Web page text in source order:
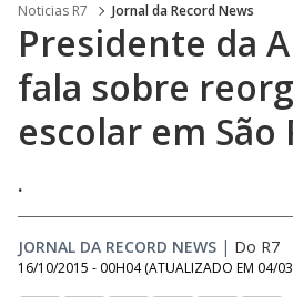
Noticias R7 Jornal da Record News
Presidente da
fala sobre
escolar em São
.
JORNAL DA RECORD NEWS | Do R7
16/10/2015 - 00H04 (ATUALIZADO EM 04/